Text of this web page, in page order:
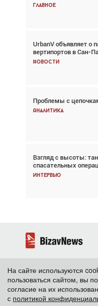
Главное
UrbanV объявляет о
вертипортов в Сан-
Новости
Проблемы с
Аналитика
Взгляд с высоты:
спасательных
Интервью
Главное
Авиационный
говорит сама за
Новости
Впервые с 2024 года
снижается три
Частный самолёт –
покупке
Интервью
Копирование
сайтах без
На сайте используются
пользоваться сайтом, вы
согласие на их
с политикой